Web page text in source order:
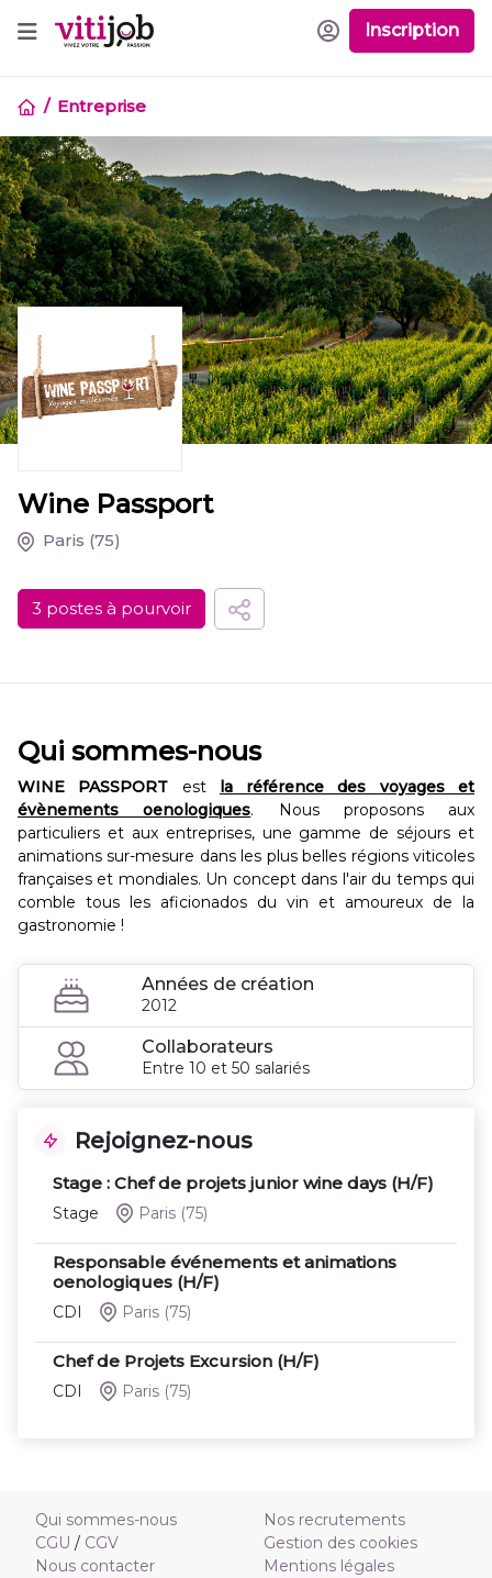
Inscription
Entreprise
Wine Passport
Paris (75)
3 postes à pourvoir
Qui sommes-nous
WINE PASSPORT est la référence des voyages et
évènements oenologiques. Nous proposons aux
particuliers et aux entreprises, une gamme de séjours et
animations sur-mesure dans les plus belles régions viticoles
françaises et mondiales. Un concept dans l'air du temps qui
comble tous les aficionados du vin et amoureux de la
gastronomie !
Années de création
2012
Collaborateurs
Entre 10 et 50 salariés
Rejoignez-nous
Stage : Chef de projets junior wine days (H/F)
Stage Paris (75)
Responsable événements et animations
oenologiques (H/F)
CDI Paris (75)
Chef de Projets Excursion (H/F)
CDI Paris (75)
Qui sommes-nous
CGU / CGV
Nous contacter
Nos recrutements
Gestion des cookies
Mentions légales